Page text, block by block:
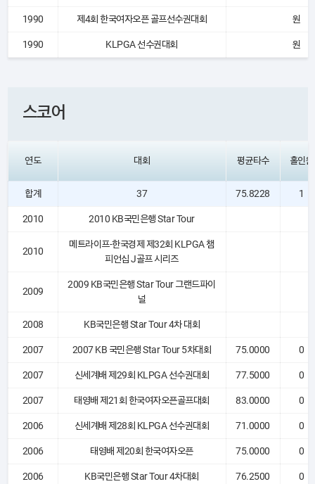
1990 제4회 한국여자오픈 골프선수권대회 원
1990 KLPGA 선수권대회 원
스코어
연도 대회 평균타수 홀인원
합계 37 75.8228 1
2010 2010 KB국민은행 Star Tour
2010
메트라이프-한국경제 제32회 KLPGA 챔
피언십 J골프 시리즈
2009
2009 KB국민은행 Star Tour 그랜드파이
널
2008 KB국민은행 Star Tour 4차 대회
2007 2007 KB 국민은행 Star Tour 5차대회 75.0000 0
2007 신세계배 제29회 KLPGA 선수권대회 77.5000 0
2007 태영배 제21회 한국여자오픈골프대회 83.0000 0
2006 신세계배 제28회 KLPGA 선수권대회 71.0000 0
2006 태영배 제20회 한국여자오픈 75.0000 0
2006 KB국민은행 Star Tour 4차대회 76.2500 0